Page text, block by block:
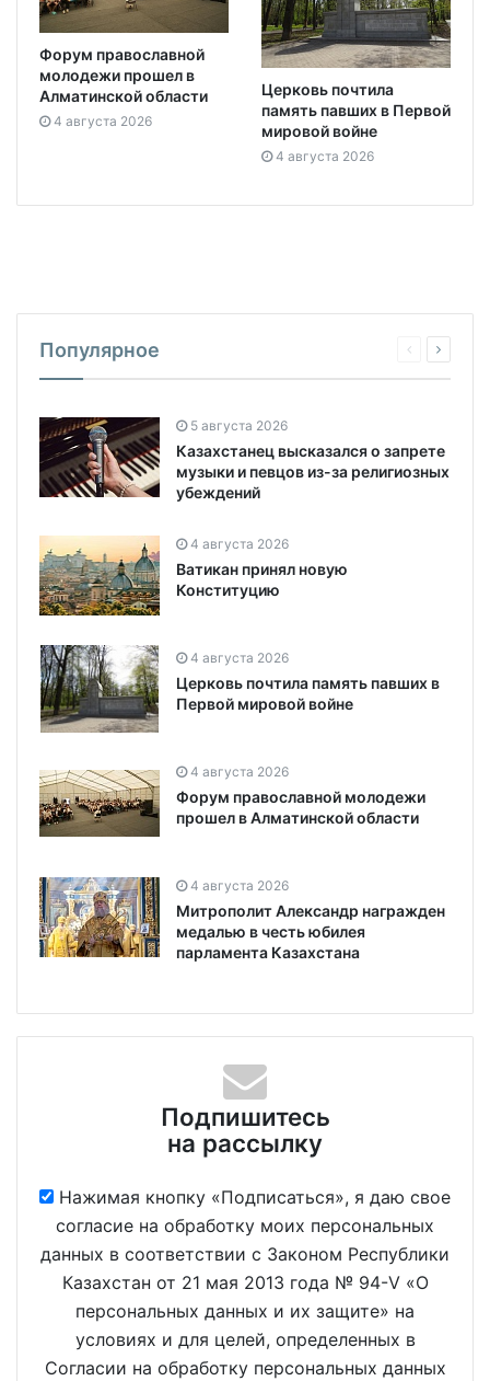
Форум православной
молодежи прошел в
Алматинской области
4 августа 2026
Церковь почтила
память павших в Первой
мировой войне
4 августа 2026
Популярное
5 августа 2026
Казахстанец высказался о запрете
музыки и певцов из-за религиозных
убеждений
4 августа 2026
Ватикан принял новую
Конституцию
4 августа 2026
Церковь почтила память павших в
Первой мировой войне
4 августа 2026
Форум православной молодежи
прошел в Алматинской области
4 августа 2026
Митрополит Александр награжден
медалью в честь юбилея
парламента Казахстана
Подпишитесь
на рассылку
Нажимая кнопку «Подписаться», я даю свое
согласие на обработку моих персональных
данных в соответствии с Законом Республики
Казахстан от 21 мая 2013 года № 94-V «О
персональных данных и их защите» на
условиях и для целей, определенных в
Согласии на обработку персональных данных